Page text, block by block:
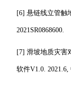
[6] 悬链线立管触
2021SR0868600.
[7] 滑坡地质灾害
软件V1.0. 2021.6,